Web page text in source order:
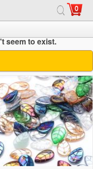
0
seem to exist.